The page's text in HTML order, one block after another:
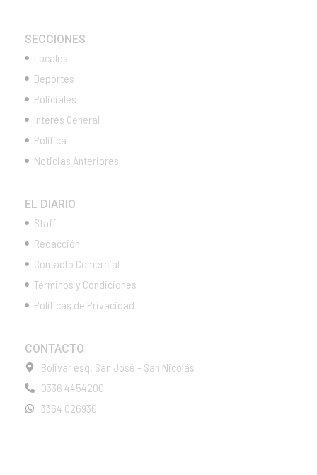
SECCIONES
Locales
Deportes
Policiales
Interés General
Política
Noticias Anteriores
EL DIARIO
Staff
Redacción
Contacto Comercial
Términos y Condiciones
Políticas de Privacidad
CONTACTO
Bolivar esq. San José - San Nicolás
0336 4454200
3364 026930